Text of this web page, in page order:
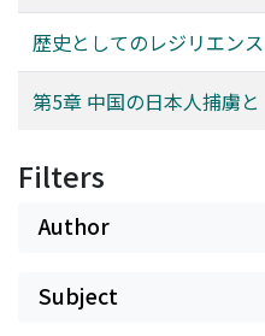
歴史としてのレジリエン
第5章 中国の日本人捕虜と
Filters
Author
Subject